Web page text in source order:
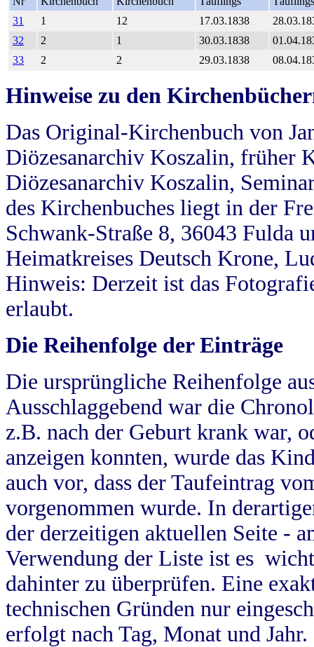
31
1 12 17.03.1838
32
2 1 30.03.1838
33
2 2 29.03.1838
Hinweise zu den
Das Original-Kirchenbuch von
Diözesanarchiv Koszalin, früher
Diözesanarchiv Koszalin,
des Kirchenbuches liegt in der
Schwank-Straße 8, 36043 Fulda
Heimatkreises Deutsch Krone,
Hinweis: Derzeit ist das
erlaubt.
Die Reihenfolge der Einträge
Die ursprüngliche Reihenfolge
Ausschlaggebend war die
z.B. nach der Geburt krank war,
anzeigen konnten, wurde das
auch vor, dass der Taufeintrag
vorgenommen wurde. In
der derzeitigen aktuellen Seite -
Verwendung der Liste ist es
dahinter zu überprüfen. Eine
technischen Gründen nur
erfolgt nach Tag, Monat und Jahr.